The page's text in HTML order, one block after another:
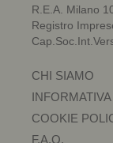
R.E.A. Milano
Registro
CHI SIAMO
COOKIE
F.A.Q.